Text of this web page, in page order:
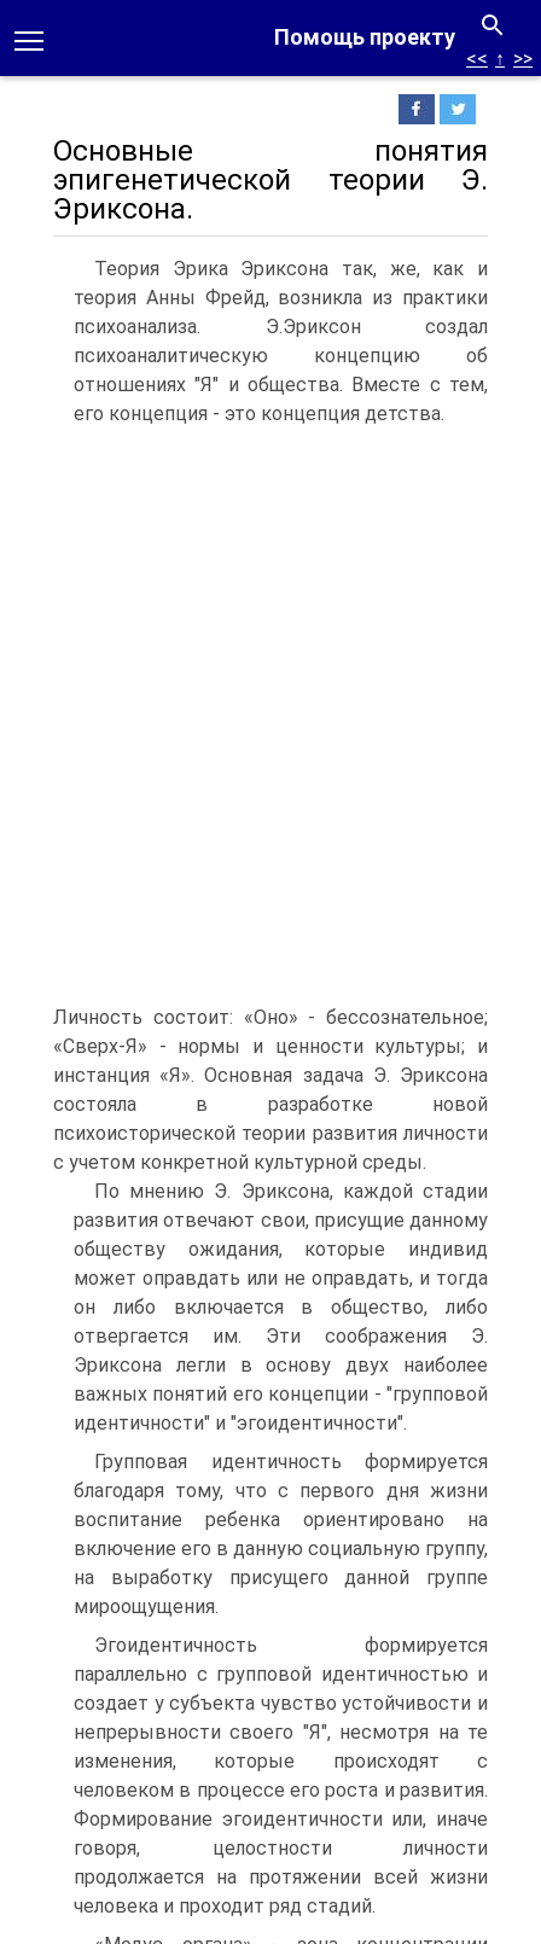
Помощь проекту
<< ↑ >>
Основные понятия
эпигенетической теории Э.
Эриксона.
Теория Эрика Эриксона так, же, как и
теория Анны Фрейд, возникла из практики
психоанализа. Э.Эриксон создал
психоаналитическую концепцию об
отношениях "Я" и общества. Вместе с тем,
его концепция - это концепция детства.
Личность состоит: «Оно» - бессознательное;
«Сверх-Я» - нормы и ценности культуры; и
инстанция «Я». Основная задача Э. Эриксона
состояла в разработке новой
психоисторической теории развития личности
с учетом конкретной культурной среды.
По мнению Э. Эриксона, каждой стадии
развития отвечают свои, присущие данному
обществу ожидания, которые индивид
может оправдать или не оправдать, и тогда
он либо включается в общество, либо
отвергается им. Эти соображения Э.
Эриксона легли в основу двух наиболее
важных понятий его концепции - "групповой
идентичности" и "эгоидентичности".
Групповая идентичность формируется
благодаря тому, что с первого дня жизни
воспитание ребенка ориентировано на
включение его в данную социальную группу,
на выработку присущего данной группе
мироощущения.
Эгоидентичность формируется
параллельно с групповой идентичностью и
создает у субъекта чувство устойчивости и
непрерывности своего "Я", несмотря на те
изменения, которые происходят с
человеком в процессе его роста и развития.
Формирование эгоидентичности или, иначе
говоря, целостности личности
продолжается на протяжении всей жизни
человека и проходит ряд стадий.